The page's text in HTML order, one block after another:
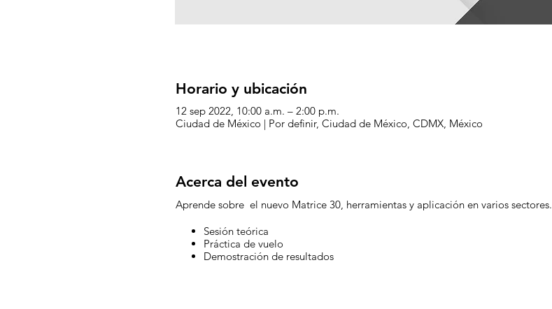
Horario y ubicación
12 sep 2022, 10:00 a.m. – 2:00 p.m.
Ciudad de México | Por definir, Ciudad de México, CDMX, México
Acerca del evento
Aprende sobre el nuevo Matrice 30, herramientas y aplicación en varios sectores.
Sesión teórica
Práctica de vuelo
Demostración de resultados